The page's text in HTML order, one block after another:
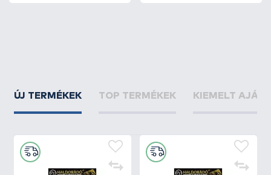
ÚJ TERMÉKEK TOP TERMÉKEK KIEMELT